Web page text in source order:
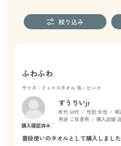
絞り込み
ふわふわ
サイズ：フェイスタオル 色：ピンク
すうりいjr
年代:60代 性別:女性 都
用途: ご自身用 購入店舗:
普段使いのタオルとして購入しまし